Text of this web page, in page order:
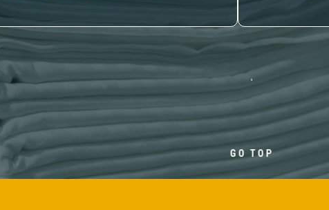
GO TOP